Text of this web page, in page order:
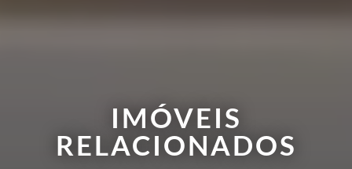
IMÓVEIS
RELACIONADOS